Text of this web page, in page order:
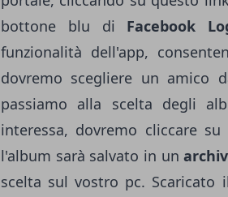
bottone blu di Facebook
funzionalità dell'app,
dovremo scegliere un amico
passiamo alla scelta degli
interessa, dovremo cliccare su
l'album sarà salvato in un
scelta sul vostro pc.